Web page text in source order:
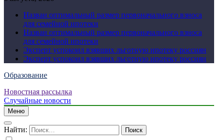
Назван оптимальный размер первоначального взноса
для семейной ипотеки
Назван оптимальный размер первоначального взноса
для семейной ипотеки
Эксперт успокоил взявших льготную ипотеку россиян
Эксперт успокоил взявших льготную ипотеку россиян
Образование
Новостная рассылка
Случайные новости
Меню
Найти: